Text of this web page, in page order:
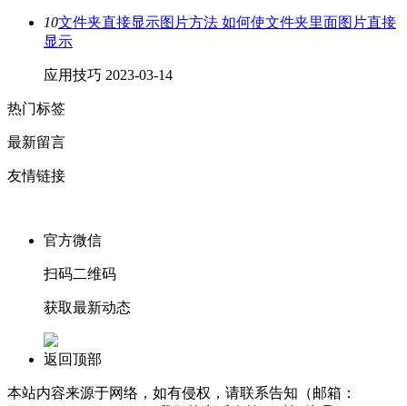
10文件夹直接显示图片方法 如何使文件夹里面图片直接
显示
应用技巧 2023-03-14
热门标签
最新留言
友情链接
官方微信
扫码二维码
获取最新动态
返回顶部
本站内容来源于网络，如有侵权，请联系告知（邮箱：